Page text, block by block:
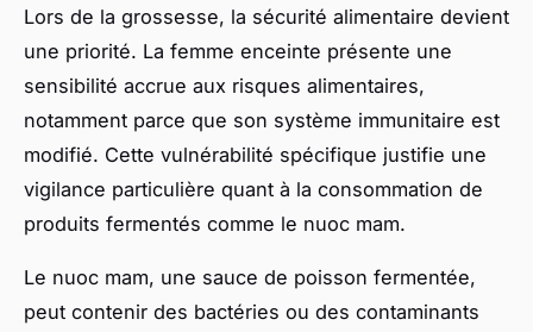
Lors de la grossesse, la sécurité alimentaire devient
une priorité. La femme enceinte présente une
sensibilité accrue aux risques alimentaires,
notamment parce que son système immunitaire est
modifié. Cette vulnérabilité spécifique justifie une
vigilance particulière quant à la consommation de
produits fermentés comme le nuoc mam.
Le nuoc mam, une sauce de poisson fermentée,
peut contenir des bactéries ou des contaminants